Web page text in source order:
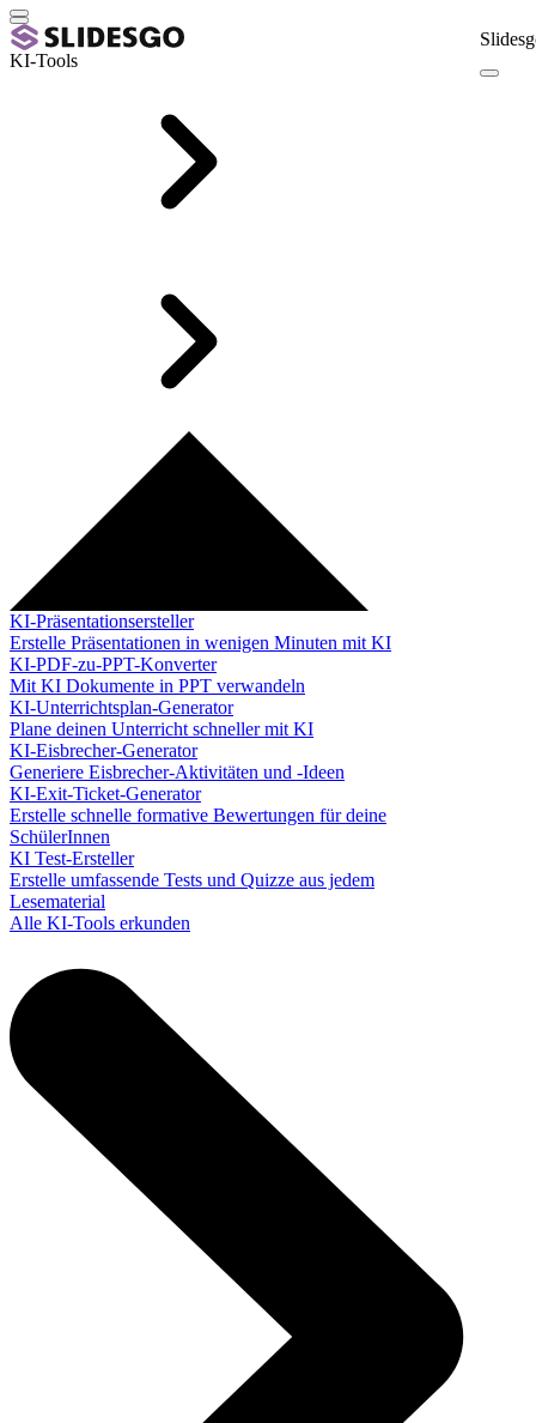
KI-Tools
KI-Präsentationsersteller
Erstelle Präsentationen in wenigen Minuten mit KI
KI-PDF-zu-PPT-Konverter
Mit KI Dokumente in PPT verwandeln
KI-Unterrichtsplan-Generator
Plane deinen Unterricht schneller mit KI
KI-Eisbrecher-Generator
Generiere Eisbrecher-Aktivitäten und -Ideen
KI-Exit-Ticket-Generator
Erstelle schnelle formative Bewertungen für deine
SchülerInnen
KI Test-Ersteller
Erstelle umfassende Tests und Quizze aus jedem
Lesematerial
Alle KI-Tools erkunden